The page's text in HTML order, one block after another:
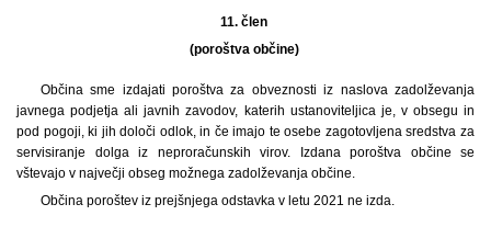
11. člen
(poroštva občine)
Občina sme izdajati poroštva za obveznosti iz naslova zadolževanja
javnega podjetja ali javnih zavodov, katerih ustanoviteljica je, v obsegu in
pod pogoji, ki jih določi odlok, in če imajo te osebe zagotovljena sredstva za
servisiranje dolga iz neproračunskih virov. Izdana poroštva občine se
vštevajo v največji obseg možnega zadolževanja občine.
Občina poroštev iz prejšnjega odstavka v letu 2021 ne izda.